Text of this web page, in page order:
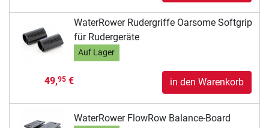
WaterRower Rudergriffe Oarsome Softgrip
für Rudergeräte
Auf Lager
49,95€ in den Warenkorb
WaterRower FlowRow Balance-Board